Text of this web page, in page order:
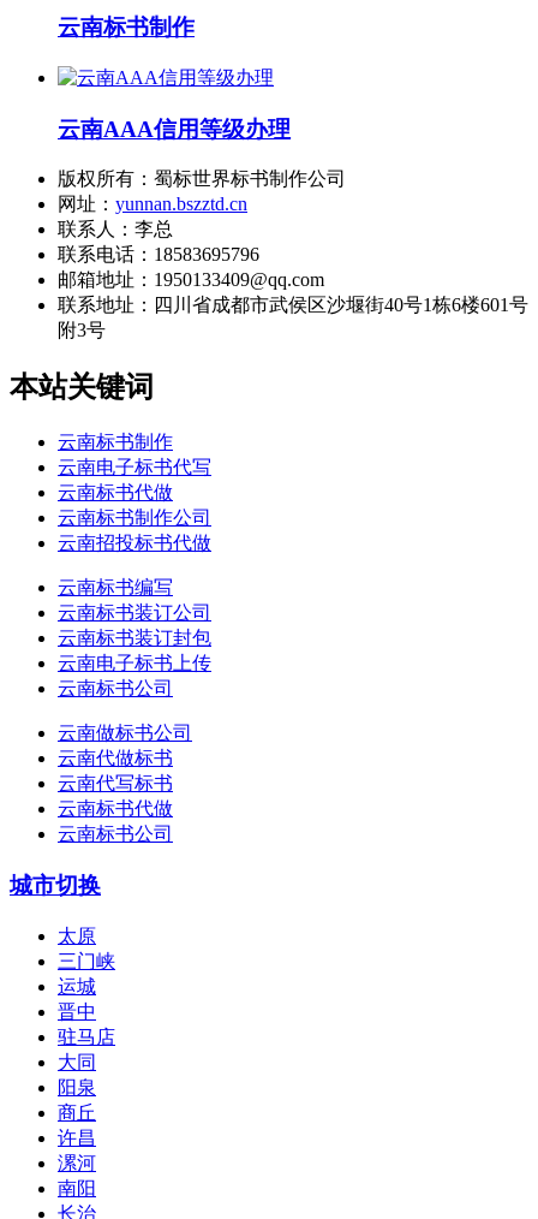
云南标书制作
云南AAA信用等级办理
版权所有：蜀标世界标书制作公司
网址： yunnan.bszztd.cn
联系人：李总
联系电话：18583695796
邮箱地址：1950133409@qq.com
联系地址： 四川省成都市武侯区沙堰街40号1栋6楼601号
附3号
本站关键词
云南标书制作
云南电子标书代写
云南标书代做
云南标书制作公司
云南招投标书代做
云南标书编写
云南标书装订公司
云南标书装订封包
云南电子标书上传
云南标书公司
云南做标书公司
云南代做标书
云南代写标书
云南标书代做
云南标书公司
城市切换
太原
三门峡
运城
晋中
驻马店
大同
阳泉
商丘
许昌
漯河
南阳
长治